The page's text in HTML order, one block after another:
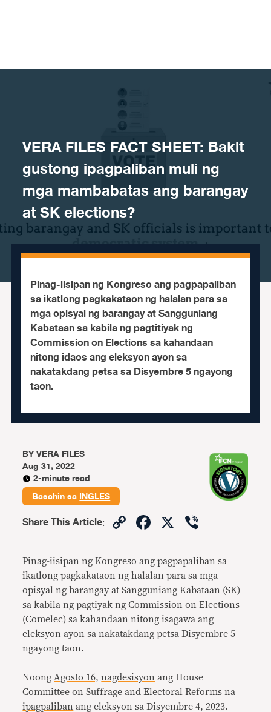
VERA FILES FACT SHEET: Bakit
gustong ipagpaliban muli ng
mga mambabatas ang barangay
at SK elections?
Pinag-iisipan ng Kongreso ang pagpapaliban
sa ikatlong pagkakataon ng halalan para sa
mga opisyal ng barangay at Sangguniang
Kabataan sa kabila ng pagtitiyak ng
Commission on Elections sa kahandaan
nitong idaos ang eleksyon ayon sa
nakatakdang petsa sa Disyembre 5 ngayong
taon.
BYVERA FILES
Aug 31, 2022
2-minute read
Basahin saINGLES
Share This Article: CopyFacebook
X
Pinag-iisipan ng Kongreso ang pagpapaliban sa
ikatlong pagkakataon ng halalan para sa mga
opisyal ng barangay at Sangguniang Kabataan (SK)
sa kabila ng pagtiyak ng Commission on Elections
(Comelec) sa kahandaan nitong isagawa ang
eleksyon ayon sa nakatakdang petsa Disyembre 5
ngayong taon.
Noong Agosto 16, nagdesisyon ang House
Committee on Suffrage and Electoral Reforms na
ipagpaliban ang eleksyon sa Disyembre 4, 2023.